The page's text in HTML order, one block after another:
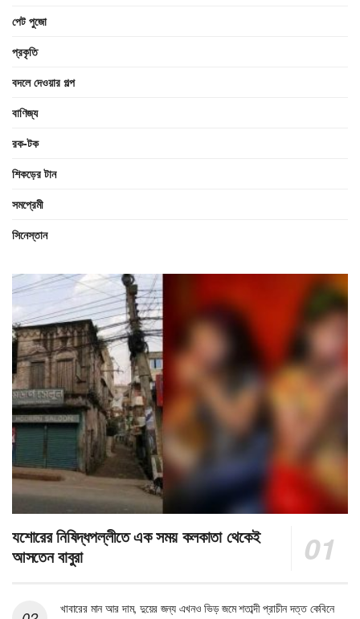
পেট পুজো
প্রকৃতি
বদলে দেওয়ার গল্প
বাণিজ্য
রক-টক
শিকড়ের টান
সমপ্রেমী
সিনেস্তান
যশোরের নিষিদ্ধপল্লীতে এক সময় কলকাতা থেকেই
আসতেন বাবুরা
খাবারের মান আর দাম, দুয়ের জন্য এখনও ভিড় জমে শতাব্দী প্রাচীন দত্ত কেবিনে